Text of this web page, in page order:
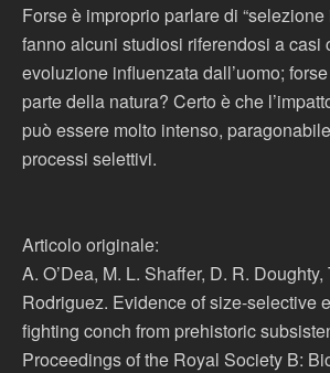
Forse è improprio parlare di
fanno alcuni studiosi riferendosi a casi
evoluzione influenzata dall’uomo;
parte della natura? Certo è che
può essere molto intenso,
processi selettivi.
Articolo originale:
A. O’Dea, M. L. Shaffer, D. R. Doughty,
Rodriguez. Evidence of size-selective
fighting conch from prehistoric
Proceedings of the Royal Society B: